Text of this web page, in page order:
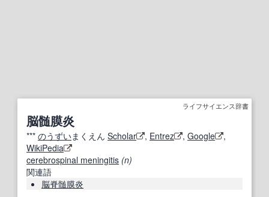
ライフサイエンス辞書
脳髄膜炎
*** のうずいまくえん Scholar , Entrez , Google
,
WikiPedia
cerebrospinal meningitis (n)
関連語
脳脊髄膜炎